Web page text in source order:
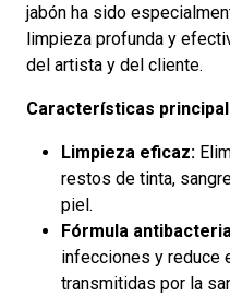
jabón ha sido
limpieza profunda y
del artista y del cliente.
Características
Limpieza eficaz:
restos de tinta,
piel.
Fórmula
infecciones y reduce
transmitidas por la